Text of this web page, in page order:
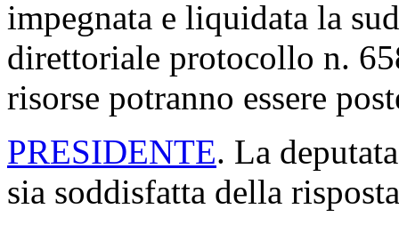
impegnata e liquidata la
direttoriale protocollo n.
risorse potranno essere
PRESIDENTE. La
sia soddisfatta della